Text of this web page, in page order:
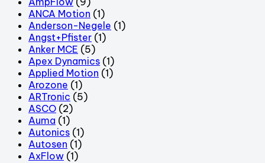
ANCA Motion (1)
Anderson-Negele (1)
Angst+Pfister (1)
Anker MCE (5)
Apex Dynamics (1)
Applied Motion (1)
Arozone (1)
ARTronic (5)
ASCO (2)
Auma (1)
Autonics (1)
Autosen (1)
AxFlow (1)